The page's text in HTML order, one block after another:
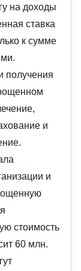
на доходы
ставка
к сумме
получения
и
и
стоимость
60 млн.